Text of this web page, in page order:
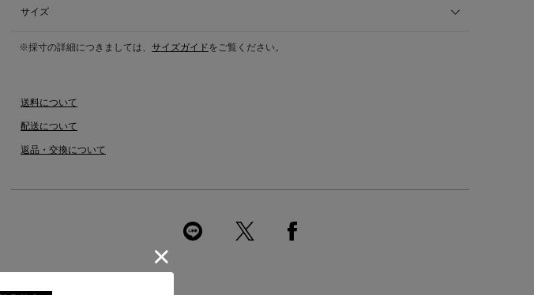
サイズ
※採寸の詳細につきましては、 サイズガイドをご覧ください。
送料について
配送について
返品・交換について